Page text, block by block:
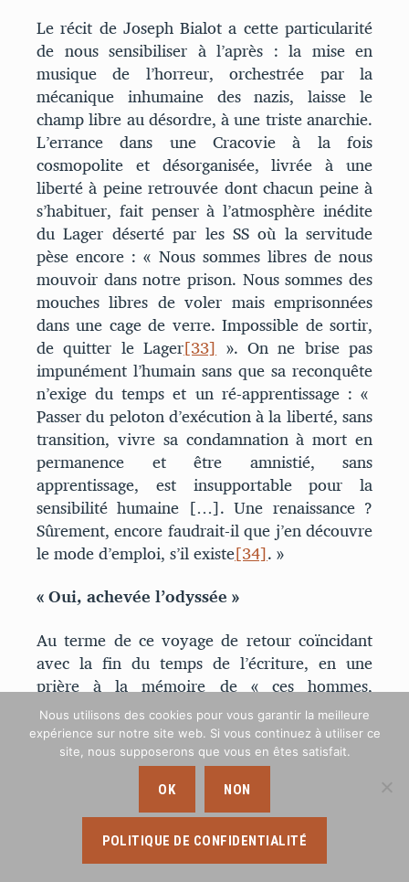
Le récit de Joseph Bialot a cette particularité
de nous sensibiliser à l’après : la mise en
musique de l’horreur, orchestrée par la
mécanique inhumaine des nazis, laisse le
champ libre au désordre, à une triste anarchie.
L’errance dans une Cracovie à la fois
cosmopolite et désorganisée, livrée à une
liberté à peine retrouvée dont chacun peine à
s’habituer, fait penser à l’atmosphère inédite
du Lager déserté par les SS où la servitude
pèse encore : « Nous sommes libres de nous
mouvoir dans notre prison. Nous sommes des
mouches libres de voler mais emprisonnées
dans une cage de verre. Impossible de sortir,
de quitter le Lager[33]». On ne brise pas
impunément l’humain sans que sa reconquête
n’exige du temps et un ré-apprentissage : «
Passer du peloton d’exécution à la liberté, sans
transition, vivre sa condamnation à mort en
permanence et être amnistié, sans
apprentissage, est insupportable pour la
sensibilité humaine […]. Une renaissance ?
Sûrement, encore faudrait-il que j’en découvre
le mode d’emploi, s’il existe[34]. »
« Oui, achevée l’odyssée »
Au terme de ce voyage de retour coïncidant
avec la fin du temps de l’écriture, en une
prière à la mémoire de « ces hommes,
abandonnés de tous, [qui] ont flambé au cœur
de l’Europe du XXème siècle[35]», en des
lignes d’une poésie bouleversante où les
oppositions et les clair-obscur déchirent la
conscience du lecteur, Joseph Bialot, qui a
abandonné ici l’humour noir et grinçant, crie
et pleure[36]la fin d’un peuple et la fin d’un
monde, pour ne pas dire du monde :
Nous utilisons des cookies pour vous garantir la meilleure
expérience sur notre site web. Si vous continuez à utiliser ce
site, nous supposerons que vous en êtes satisfait.
OK NON
POLITIQUE DE CONFIDENTIALITÉ